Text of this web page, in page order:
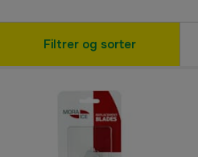
Filtrer og sorter